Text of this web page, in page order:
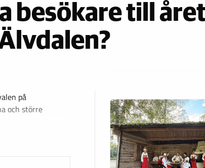
besökare till
på
och större